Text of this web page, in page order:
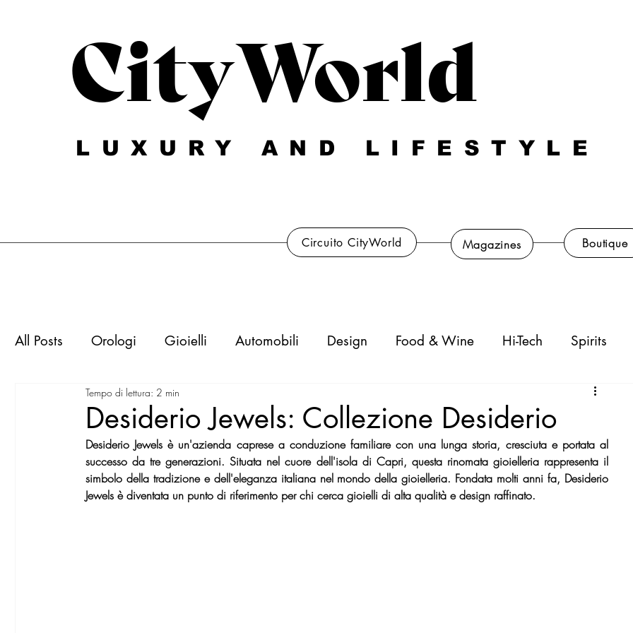
CityWorld
LUXURY AND LIFESTYLE
Magazines Boutique
Circuito CityWorld
All Posts Orologi Gioielli Automobili Design Food & Wine Hi-Tech Spirits
Libri & Books Sportive d'epoca Personaggi
Exclusive Places Gallerie Mostre Moda Donna/Uomo Nautica Beauty
Desiderio Jewels: Collezione Desiderio
Tempo di lettura: 2 min
Desiderio Jewels è un'azienda caprese a conduzione familiare con una lunga storia, cresciuta e portata al
successo da tre generazioni. Situata nel cuore dell'isola di Capri, questa rinomata gioielleria rappresenta il
simbolo della tradizione e dell'eleganza italiana nel mondo della gioielleria. Fondata molti anni fa, Desiderio
Jewels è diventata un punto di riferimento per chi cerca gioielli di alta qualità e design raffinato.